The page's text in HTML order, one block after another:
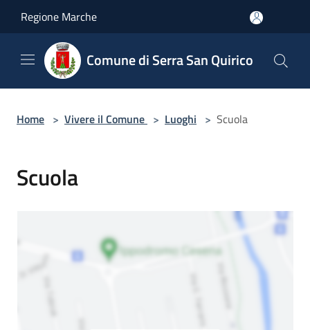
Regione Marche
Comune di Serra San Quirico
Home > Vivere il Comune > Luoghi > Scuola
Scuola